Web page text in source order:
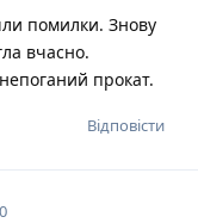
помилки. Знову
вчасно.
прокат.
Відповісти